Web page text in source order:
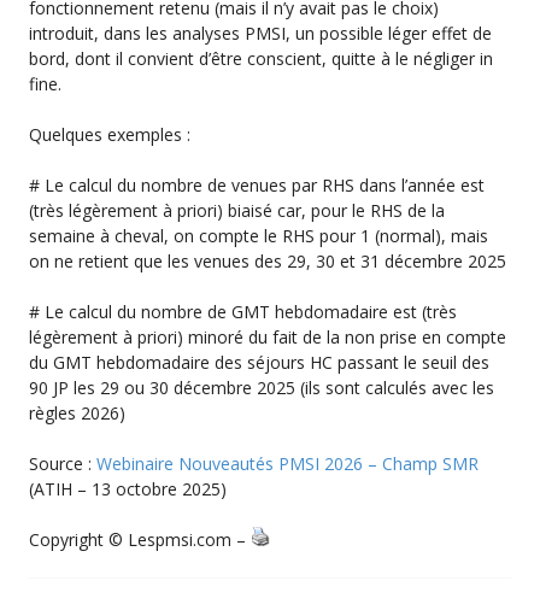
fonctionnement retenu (mais il n’y avait pas le choix)
introduit, dans les analyses PMSI, un possible léger effet de
bord, dont il convient d’être conscient, quitte à le négliger in
fine.
Quelques exemples :
# Le calcul du nombre de venues par RHS dans l’année est
(très légèrement à priori) biaisé car, pour le RHS de la
semaine à cheval, on compte le RHS pour 1 (normal), mais
on ne retient que les venues des 29, 30 et 31 décembre 2025
# Le calcul du nombre de GMT hebdomadaire est (très
légèrement à priori) minoré du fait de la non prise en compte
du GMT hebdomadaire des séjours HC passant le seuil des
90 JP les 29 ou 30 décembre 2025 (ils sont calculés avec les
règles 2026)
Source : Webinaire Nouveautés PMSI 2026 – Champ SMR
(ATIH – 13 octobre 2025)
Copyright © Lespmsi.com –